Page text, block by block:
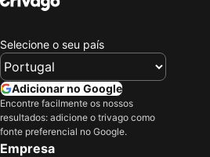
Tampa, Flórida Hotéis
Ridge, Maryland ou Marilândia Hotéis
Nova Iorque, Nova York Hotéis
Miami, Flórida Hotéis
Los Angeles, Califórnia Hotéis
Boston, Massachusetts Hotéis
Selecione o seu país
Adicionar no Google
Encontre facilmente os nossos
resultados: adicione o trivago como
fonte preferencial no Google.
Empresa